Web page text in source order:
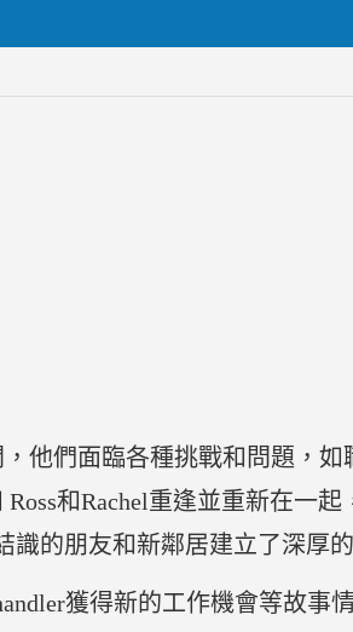
他們面臨各種挑戰和問題，如
和Rachel重逢並重新在一起
識的朋友和新鄰居建立了深厚
獲得新的工作機會等故事